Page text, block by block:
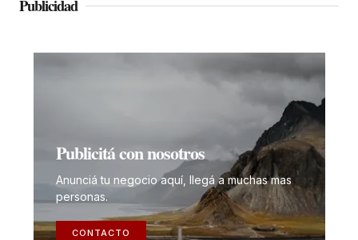
Publicidad
Publicitá con nosotros
Anunciá tu negocio aquí, llegá a muchas mas
personas.
CONTACTO